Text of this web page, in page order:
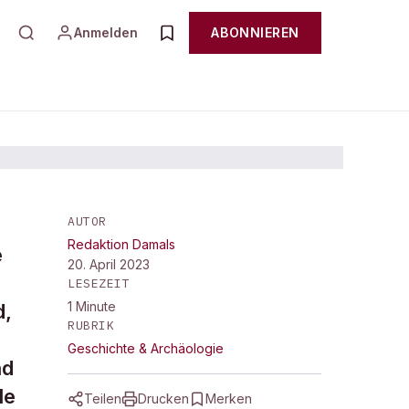
Anmelden ABONNIEREN
AUTOR
Redaktion Damals
20. April 2023
LESEZEIT
1 Minute
RUBRIK
Geschichte & Archäologie
Teilen Drucken Merken